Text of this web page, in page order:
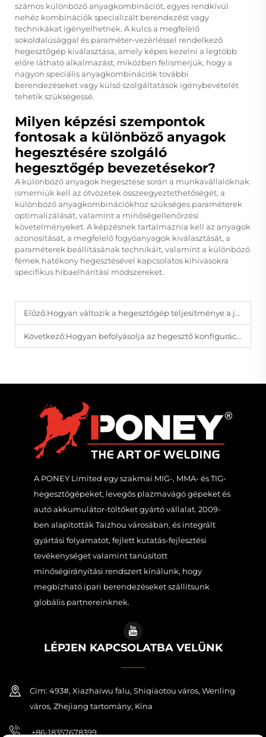
számos különböző anyagkombinációt, egyes rendkívül
nehéz kombinációk specializált berendezést vagy
technikákat igényelhetnek. A kulcs a megfelelő
sokoldalúsággal és paraméter-vezérléssel rendelkező
hegesztőgép kiválasztása, amely képes kezelni a legtöbb
előre látható alkalmazást, miközben felismerjük, hogy a
nagyon speciális anyagkombinációk további
berendezéseket vagy külső szolgáltatások igénybevételét
tehetik szükségessé.
Milyen képzési szempontok
fontosak a különböző anyagok
hegesztésére szolgáló
hegesztőgép bevezetésekor?
A különböző anyagok hegesztése során a munkavállalóknak
ismerniük kell az ötvözetek összeegyeztethetőségét, a
különböző anyagkombinációkhoz szükséges paraméterek
optimalizálását, valamint a minőségellenőrzési
követelményeket. A képzésnek tartalmaznia kell az anyagok
azonosítását, a megfelelő fogyóanyagok kiválasztását, a
paraméterek beállításának technikáit, valamint a különböző
fémek hatékony hegesztésével kapcsolatos kihívásokra
specifikus hibaelhárítási módszereket.
Előző:Hogyan változik a hegesztőgép teljesítménye a javítási munkáktól a gyártási feladatokig?
Következő:Hogyan befolyásolja az hegesztő konfiguráció a termelékenységet különböző gyártási feladatok során?
A PONEY Limited egy szakmai MIG-, MMA- és TIG-
hegesztőgépeket, levegős plazmavágó gépeket és
autó akkumulátor-töltőket gyártó vállalat. 2009-
ben alapították Taizhou városában, és integrált
gyártási folyamatot, fejlett kutatás-fejlesztési
tevékenységet valamint tanúsított
minőségirányítási rendszert kínálunk, hogy
megbízható ipari berendezéseket szállítsunk
globális partnereinknek.
LÉPJEN KAPCSOLATBA VELÜNK
Cím: 493#, Xiazhaiwu falu, Shiqiaotou város, Wenling
város, Zhejiang tartomány, Kína
+86-18357678399